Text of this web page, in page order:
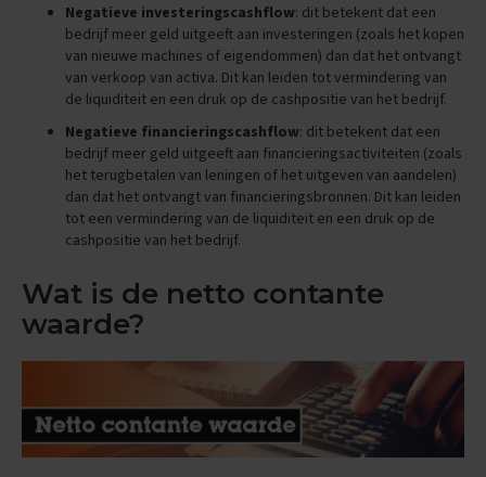
i
p
s
O
f
e
n
e
x
m
n
s
k
1
Negatieve investeringscashflow: dit betekent dat een
bedrijf meer geld uitgeeft aan investeringen (zoals het kopen
van nieuwe machines of eigendommen) dan dat het ontvangt
van verkoop van activa. Dit kan leiden tot vermindering van
de liquiditeit en een druk op de cashpositie van het bedrijf.
Negatieve financieringscashflow: dit betekent dat een
bedrijf meer geld uitgeeft aan financieringsactiviteiten (zoals
het terugbetalen van leningen of het uitgeven van aandelen)
dan dat het ontvangt van financieringsbronnen. Dit kan leiden
tot een vermindering van de liquiditeit en een druk op de
cashpositie van het bedrijf.
Wat is de netto contante
waarde?